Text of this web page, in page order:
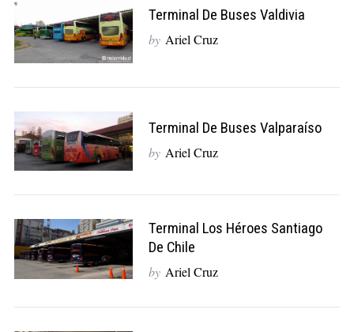
Terminal De Buses Valdivia
by Ariel Cruz
Terminal De Buses Valparaíso
by Ariel Cruz
Terminal Los Héroes Santiago
De Chile
by Ariel Cruz